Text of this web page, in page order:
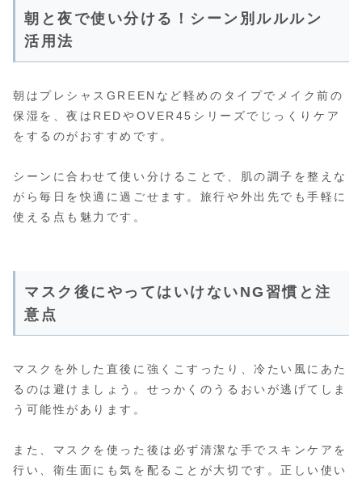
朝と夜で使い分ける！シーン別ルルルン
活用法
朝はプレシャスGREENなど軽めのタイプでメイク前の
保湿を、夜はREDやOVER45シリーズでじっくりケア
をするのがおすすめです。
シーンに合わせて使い分けることで、肌の調子を整えな
がら毎日を快適に過ごせます。旅行や外出先でも手軽に
使える点も魅力です。
マスク後にやってはいけないNG習慣と注
意点
マスクを外した直後に強くこすったり、冷たい風にあた
るのは避けましょう。せっかくのうるおいが逃げてしま
う可能性があります。
また、マスクを使った後は必ず清潔な手でスキンケアを
行い、衛生面にも気を配ることが大切です。正しい使い